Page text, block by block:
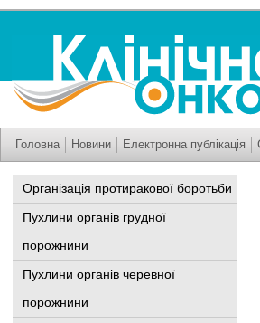
Головна Новини Електронна публікація
Організація протиракової боротьби
Пухлини органів грудної
порожнини
Пухлини органів черевної
порожнини